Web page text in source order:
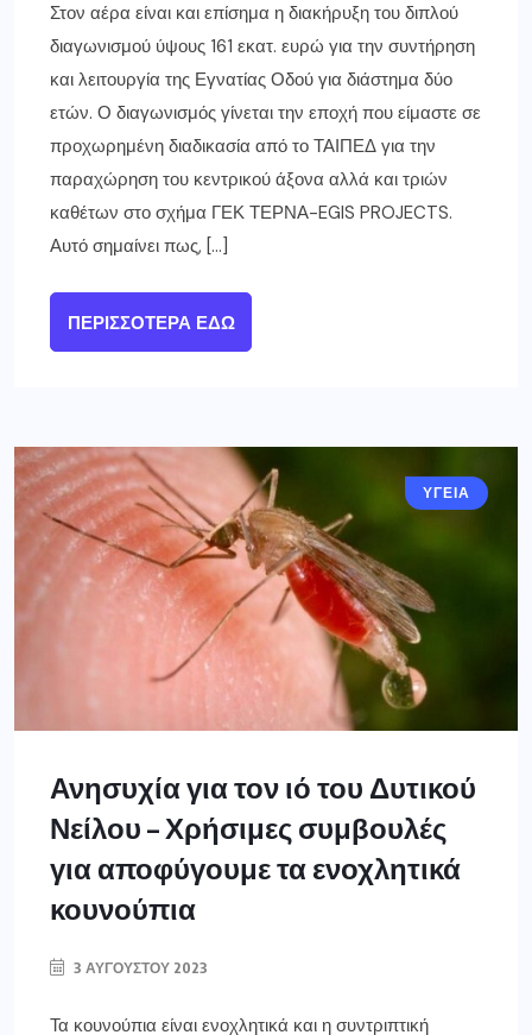
Στον αέρα είναι και επίσημα η διακήρυξη του διπλού
διαγωνισμού ύψους 161 εκατ. ευρώ για την συντήρηση
και λειτουργία της Εγνατίας Οδού για διάστημα δύο
ετών. Ο διαγωνισμός γίνεται την εποχή που είμαστε σε
προχωρημένη διαδικασία από το ΤΑΙΠΕΔ για την
παραχώρηση του κεντρικού άξονα αλλά και τριών
καθέτων στο σχήμα ΓΕΚ ΤΕΡΝΑ-EGIS PROJECTS.
Αυτό σημαίνει πως, […]
ΠΕΡΙΣΣΌΤΕΡΑ ΕΔΏ
ΥΓΕΙΑ
Ανησυχία για τον ιό του Δυτικού
Νείλου – Χρήσιμες συμβουλές
για αποφύγουμε τα ενοχλητικά
κουνούπια
3 ΑΥΓΟΎΣΤΟΥ 2023
Τα κουνούπια είναι ενοχλητικά και η συντριπτική